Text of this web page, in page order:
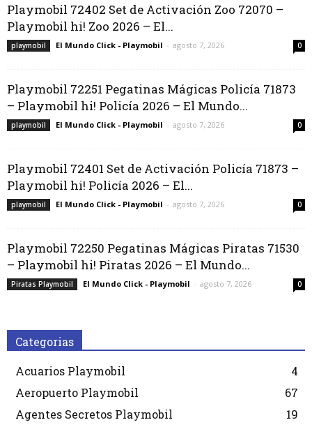
Playmobil 72402 Set de Activación Zoo 72070 –
Playmobil hi! Zoo 2026 – El...
playmobil El Mundo Click - Playmobil - agosto 7, 2026 0
Playmobil 72251 Pegatinas Mágicas Policía 71873
– Playmobil hi! Policía 2026 – El Mundo...
playmobil El Mundo Click - Playmobil - agosto 7, 2026 0
Playmobil 72401 Set de Activación Policía 71873 –
Playmobil hi! Policía 2026 – El...
playmobil El Mundo Click - Playmobil - agosto 7, 2026 0
Playmobil 72250 Pegatinas Mágicas Piratas 71530
– Playmobil hi! Piratas 2026 – El Mundo...
Piratas Playmobil El Mundo Click - Playmobil - agosto 7, 2026 0
Categorias
Acuarios Playmobil
4
Aeropuerto Playmobil
67
Agentes Secretos Playmobil
19